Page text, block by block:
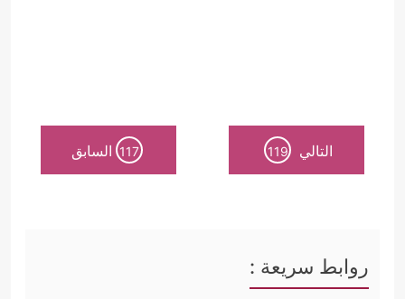
التالي 119
117 السابق
روابط سريعة :